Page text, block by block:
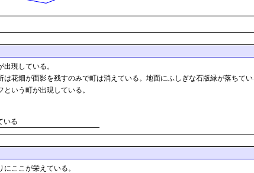
現している。
は花畑が面影を残すのみで町は消えている。地面にふしぎな石版緑が落ちて
いう町が出現している。
いる
ここが栄えている。